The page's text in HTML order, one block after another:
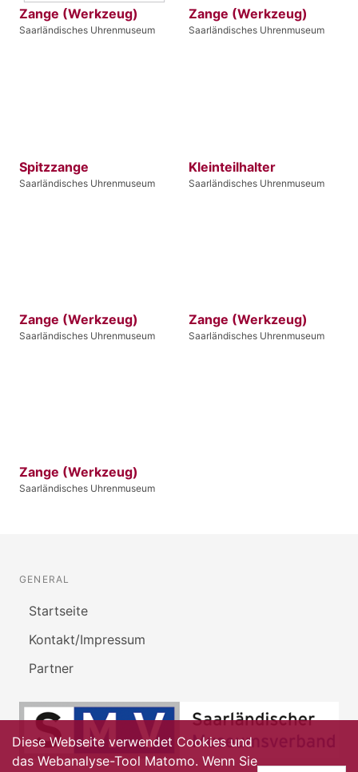
Zange (Werkzeug)
Saarländisches Uhrenmuseum
Zange (Werkzeug)
Saarländisches Uhrenmuseum
Spitzzange
Saarländisches Uhrenmuseum
Kleinteilhalter
Saarländisches Uhrenmuseum
Zange (Werkzeug)
Saarländisches Uhrenmuseum
Zange (Werkzeug)
Saarländisches Uhrenmuseum
Zange (Werkzeug)
Saarländisches Uhrenmuseum
GENERAL
Startseite
Kontakt/Impressum
Partner
Diese Webseite verwendet Cookies und
das Webanalyse-Tool Matomo. Wenn Sie